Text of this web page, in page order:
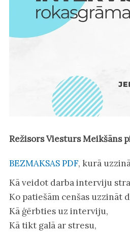
Režisors Viesturs Meikšāns
BEZMAKSAS PDF, kurā
Kā veidot darba interviju
Ko patiešām cenšas uzzināt
Kā ģērbties uz interviju,
Kā tikt galā ar stresu,